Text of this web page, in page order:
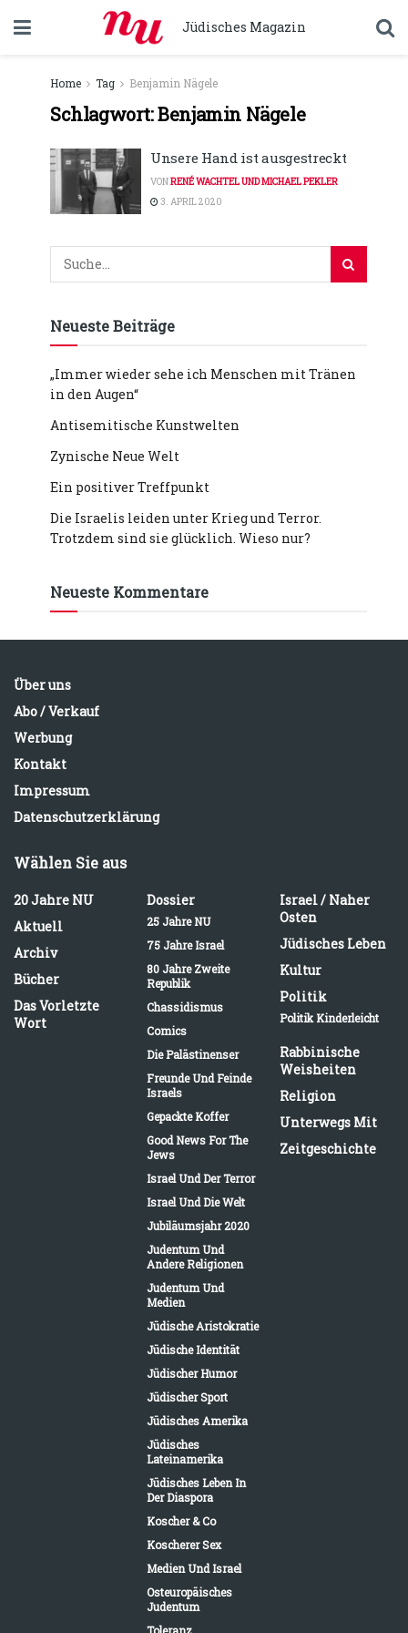
Jüdisches Magazin
Home Tag Benjamin Nägele
Schlagwort:Benjamin Nägele
Unsere Hand ist ausgestreckt
VONRENÉ WACHTEL UND MICHAEL PEKLER
3. APRIL 2020
Neueste Beiträge
„Immer wieder sehe ich Menschen mit Tränen
in den Augen“
Antisemitische Kunstwelten
Zynische Neue Welt
Ein positiver Treffpunkt
Die Israelis leiden unter Krieg und Terror.
Trotzdem sind sie glücklich. Wieso nur?
Neueste Kommentare
Über uns
Abo / Verkauf
Werbung
Kontakt
Impressum
Datenschutzerklärung
Wählen Sie aus
20 Jahre NU
Aktuell
Archiv
Bücher
Das Vorletzte
Wort
Dossier
25 Jahre NU
75 Jahre Israel
80 Jahre Zweite
Republik
Chassidismus
Comics
Die Palästinenser
Freunde Und Feinde
Israels
Gepackte Koffer
Good News For The
Jews
Israel Und Der Terror
Israel Und Die Welt
Jubiläumsjahr 2020
Judentum Und
Andere Religionen
Judentum Und
Medien
Jüdische Aristokratie
Jüdische Identität
Jüdischer Humor
Jüdischer Sport
Jüdisches Amerika
Jüdisches
Lateinamerika
Jüdisches Leben In
Der Diaspora
Koscher & Co
Koscherer Sex
Medien Und Israel
Osteuropäisches
Judentum
Toleranz
Israel / Naher
Osten
Jüdisches Leben
Kultur
Politik
Politik Kinderleicht
Rabbinische
Weisheiten
Religion
Unterwegs Mit
Zeitgeschichte